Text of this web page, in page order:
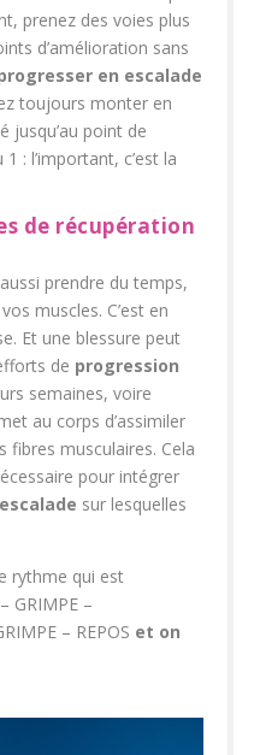
prenez des voies plus
d’amélioration sans
en escalade
toujours monter en
jusqu’au point de
: l’important, c’est la
de récupération
prendre du temps,
muscles. C’est en
Et une blessure peut
de progression
semaines, voire
au corps d’assimiler
musculaires. Cela
pour intégrer
sur lesquelles
rythme qui est
GRIMPE –
– REPOS et on